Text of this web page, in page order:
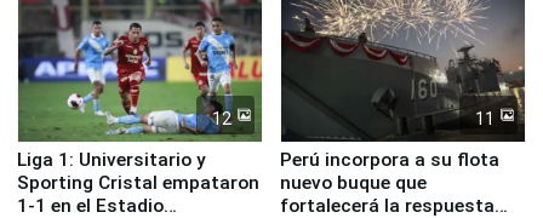
12
Liga 1: Universitario y
Sporting Cristal empataron
1-1 en el Estadio
11
Perú incorpora a su flota
nuevo buque que
fortalecerá la respuesta